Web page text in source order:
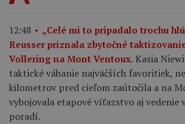
12:48
„Celé mi to pripadalo trochu
Reusser priznala zbytočné
Vollering na Mont Ventoux. Kasia
taktické váhanie najväčších favoritiek,
kilometrov pred cieľom zaútočila a na
vybojovala etapové víťazstvo aj vedenie
poradí.